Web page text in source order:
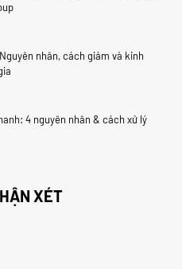
nhân, cách giảm và kinh
4 nguyên nhân & cách xử lý
XÉT